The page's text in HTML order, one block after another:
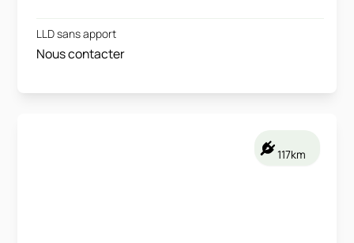
LLD sans apport
Nous contacter
117km